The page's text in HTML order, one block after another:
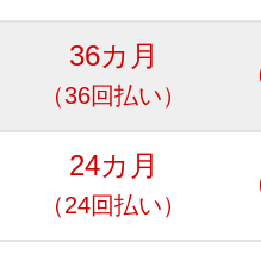
36カ月
（36回払い）
24カ月
（24回払い）